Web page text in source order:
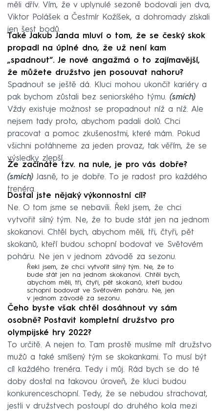
měli dřív. Vím, že v uplynulé sezoně bodovali jen dva,
Viktor Polášek a Čestmír Kožíšek, a dohromady získali
jen šest bodů.
Také Jakub Janda mluví o tom, že se český skok
propadl na úplné dno, že už není kam
„spadnout“. Je nové angažmá o to zajímavější,
že můžete družstvo jen posouvat nahoru?
Spadnout se ještě dá. Kluci mohou ukončit kariéry a
pak bychom zůstali bez seniorského týmu. (smích)
Vždy existuje možnost se propadnout níž a níž. Ale
nejsem tady proto, abychom padali dolů. Chci
pracovat a pomoc zkušenostmi, které mám. Pokud
všichni potáhneme za jeden provaz, tak věřím, že se
výsledky zlepší.
Že začínáte tzv. na nule, je pro vás dobře?
(smích) Jasně, to je dobře. To je radost pro každého
trenéra.
Dostal jste nějaký výkonnostní cíl?
Ne. O tom jsme se nebavili. Řekl jsem, že chci
vytvořit silný tým. Ne, že to bude stát jen na jednom
skokanovi. Chtěl bych, abychom měli, tři, čtyři, pět
skokanů, kteří budou schopní bodovat ve Světovém
poháru. Ne jen v jednom závodě za sezonu.
Řekl jsem, že chci vytvořit silný tým. Ne, že to
bude stát jen na jednom skokanovi. Chtěl bych,
abychom měli, tři, čtyři, pět skokanů, kteří budou
schopní bodovat ve Světovém poháru. Ne, jen
v jednom závodě za sezonu.
Čeho byste však chtěl dosáhnout vy sám
osobně? Postavit kompletní družstvo pro
olympijské hry 2022?
To určitě. A nejen to. Tam prostě musíme mít družstvo
mužů a také smíšený tým se skokankami. To musí být
cíl každého trenéra. Tedy i můj. Rád bych se do té
doby dostal na takovou úroveň, že kluci budou
konkurenceschopní. Tedy, že se nebudou strachovat,
jestli v družstvech postoupí do druhého kola mezi